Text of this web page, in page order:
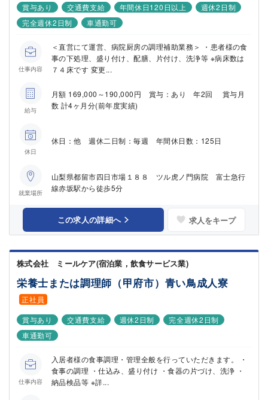
賞与あり
交通費支給 年間休日120日以上
週休2日制
完全週休2日制
車通勤可
仕事内容
＜直営にて運営、病院厨房の調理補助業務＞ ・患者様の食
事の下処理、盛り付け、配膳、片付け、洗浄等 ※病床数は
７４床です 変更...
給与
月額 169,000～190,000円 賞与：あり 年2回 賞与月
数 計4ヶ月分(前年度実績)
休日
休日：他 週休二日制：毎週 年間休日数：125日
就業場所
山梨県都留市四日市場１８８ ツル虎ノ門病院 富士急行
線赤坂駅から徒歩5分
この求人の詳細へ 求人をキープ
株式会社 ミールケア(宿泊業，飲食サービス業)
栄養士または調理師（甲府市）青い鳥成人寮
正社員
賞与あり
交通費支給 週休2日制
完全週休2日制
車通勤可
仕事内容
入居者様の食事調理・管理全般を行っていただきます。 ・
食事の調理 ・仕込み、盛り付け ・食器の片づけ、洗浄 ・
納品検品等 ※詳...